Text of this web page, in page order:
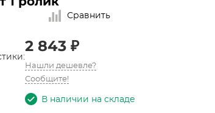
Сравнить
2 843 ₽
Нашли дешевле?
Сообщите!
В наличии на складе